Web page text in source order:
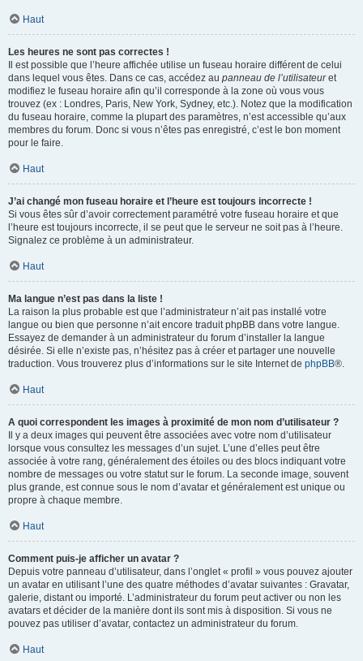
Haut
Les heures ne sont pas correctes !
Il est possible que l’heure affichée utilise un fuseau horaire différent de celui
dans lequel vous êtes. Dans ce cas, accédez au panneau de l’utilisateuret
modifiez le fuseau horaire afin qu’il corresponde à la zone où vous vous
trouvez (ex : Londres, Paris, New York, Sydney, etc.). Notez que la modification
du fuseau horaire, comme la plupart des paramètres, n’est accessible qu’aux
membres du forum. Donc si vous n’êtes pas enregistré, c’est le bon moment
pour le faire.
Haut
J’ai changé mon fuseau horaire et l’heure est toujours incorrecte !
Si vous êtes sûr d’avoir correctement paramétré votre fuseau horaire et que
l’heure est toujours incorrecte, il se peut que le serveur ne soit pas à l’heure.
Signalez ce problème à un administrateur.
Haut
Ma langue n’est pas dans la liste !
La raison la plus probable est que l’administrateur n’ait pas installé votre
langue ou bien que personne n’ait encore traduit phpBB dans votre langue.
Essayez de demander à un administrateur du forum d’installer la langue
désirée. Si elle n’existe pas, n’hésitez pas à créer et partager une nouvelle
traduction. Vous trouverez plus d’informations sur le site Internet de phpBB®.
Haut
A quoi correspondent les images à proximité de mon nom d’utilisateur ?
Il y a deux images qui peuvent être associées avec votre nom d’utilisateur
lorsque vous consultez les messages d’un sujet. L’une d’elles peut être
associée à votre rang, généralement des étoiles ou des blocs indiquant votre
nombre de messages ou votre statut sur le forum. La seconde image, souvent
plus grande, est connue sous le nom d’avatar et généralement est unique ou
propre à chaque membre.
Haut
Comment puis-je afficher un avatar ?
Depuis votre panneau d’utilisateur, dans l’onglet « profil » vous pouvez ajouter
un avatar en utilisant l’une des quatre méthodes d’avatar suivantes : Gravatar,
galerie, distant ou importé. L’administrateur du forum peut activer ou non les
avatars et décider de la manière dont ils sont mis à disposition. Si vous ne
pouvez pas utiliser d’avatar, contactez un administrateur du forum.
Haut